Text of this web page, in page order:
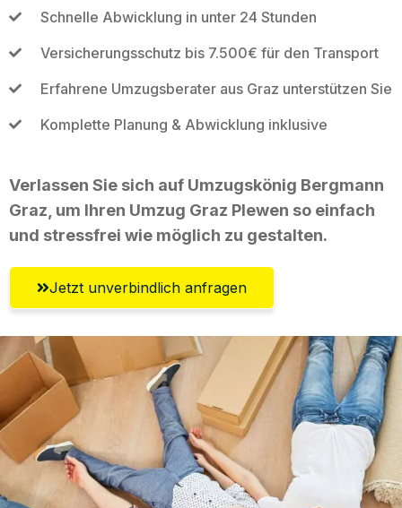
Schnelle Abwicklung in unter 24 Stunden
Versicherungsschutz bis 7.500€ für den Transport
Erfahrene Umzugsberater aus Graz unterstützen Sie
Komplette Planung & Abwicklung inklusive
Verlassen Sie sich auf Umzugskönig Bergmann
Graz, um Ihren Umzug Graz Plewen so einfach
und stressfrei wie möglich zu gestalten.
Jetzt unverbindlich anfragen